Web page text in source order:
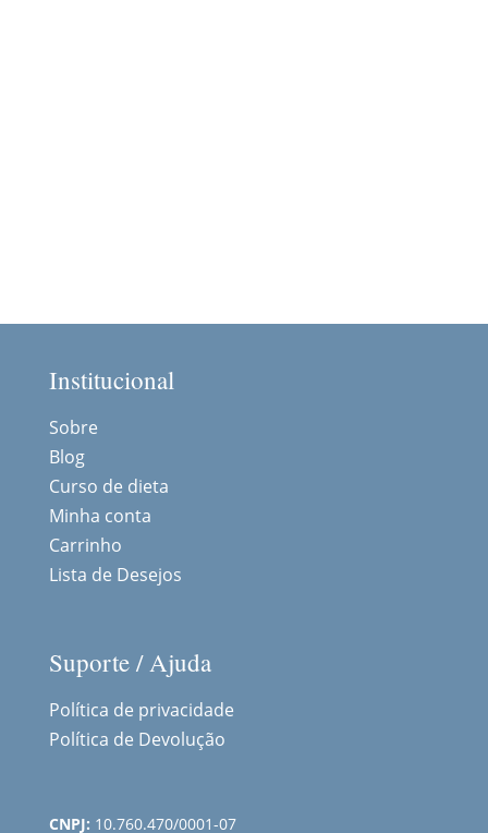
Institucional
Sobre
Blog
Curso de dieta
Minha conta
Carrinho
Lista de Desejos
Suporte / Ajuda
Política de privacidade
Política de Devolução
CNPJ: 10.760.470/0001-07